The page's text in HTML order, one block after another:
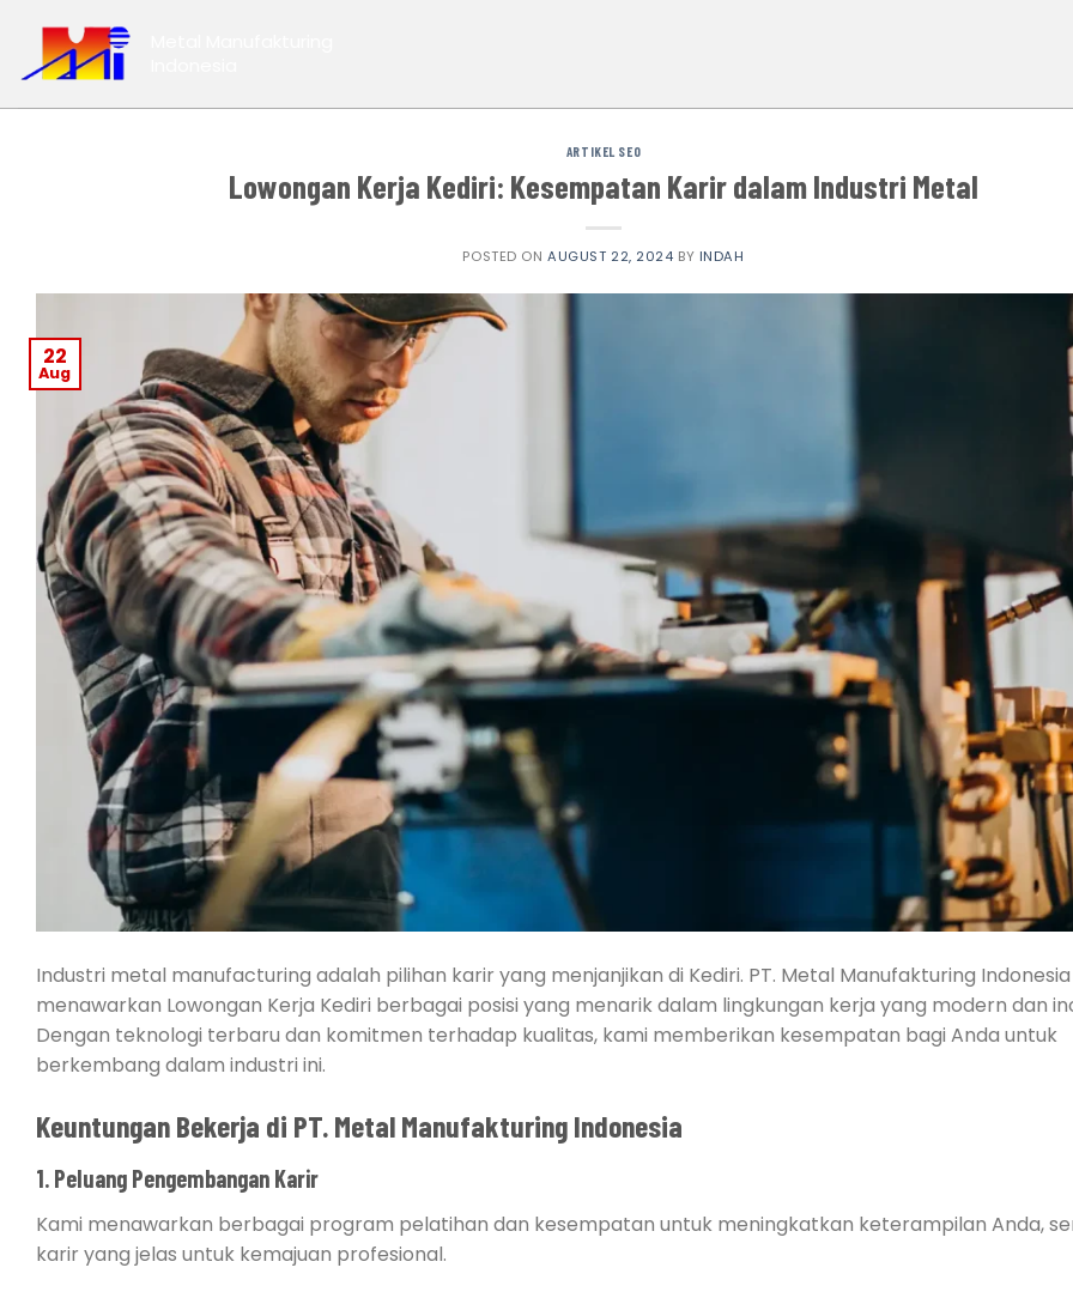
content
ARTIKEL SEO
Lowongan Kerja Kediri: Kesempatan Karir dalam Industri Metal
POSTED ONAUGUST 22, 2024 BY INDAH
22
Aug
Industri metal manufacturing adalah pilihan karir yang menjanjikan di Kediri. PT. Metal Manufakturing Indonesia
menawarkan Lowongan Kerja Kediri berbagai posisi yang menarik dalam lingkungan kerja yang modern dan
Dengan teknologi terbaru dan komitmen terhadap kualitas, kami memberikan kesempatan bagi Anda untuk
berkembang dalam industri ini.
Keuntungan Bekerja di PT. Metal Manufakturing Indonesia
1. Peluang Pengembangan Karir
Kami menawarkan berbagai program pelatihan dan kesempatan untuk meningkatkan keterampilan Anda,
karir yang jelas untuk kemajuan profesional.